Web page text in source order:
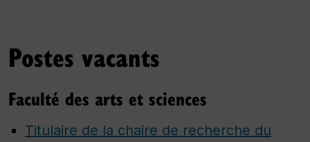
Postes vacants
Faculté des arts et sciences
Titulaire de la chaire de recherche du